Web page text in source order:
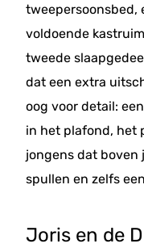
tweepersoonsbed,
voldoende
tweede
dat een extra
oog voor detail:
in het plafond, het
jongens dat boven
spullen en zelfs
Joris en de